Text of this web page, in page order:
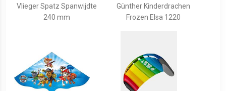
Vlieger Spatz Spanwijdte
240 mm
Günther Kinderdrachen
Frozen Elsa 1220